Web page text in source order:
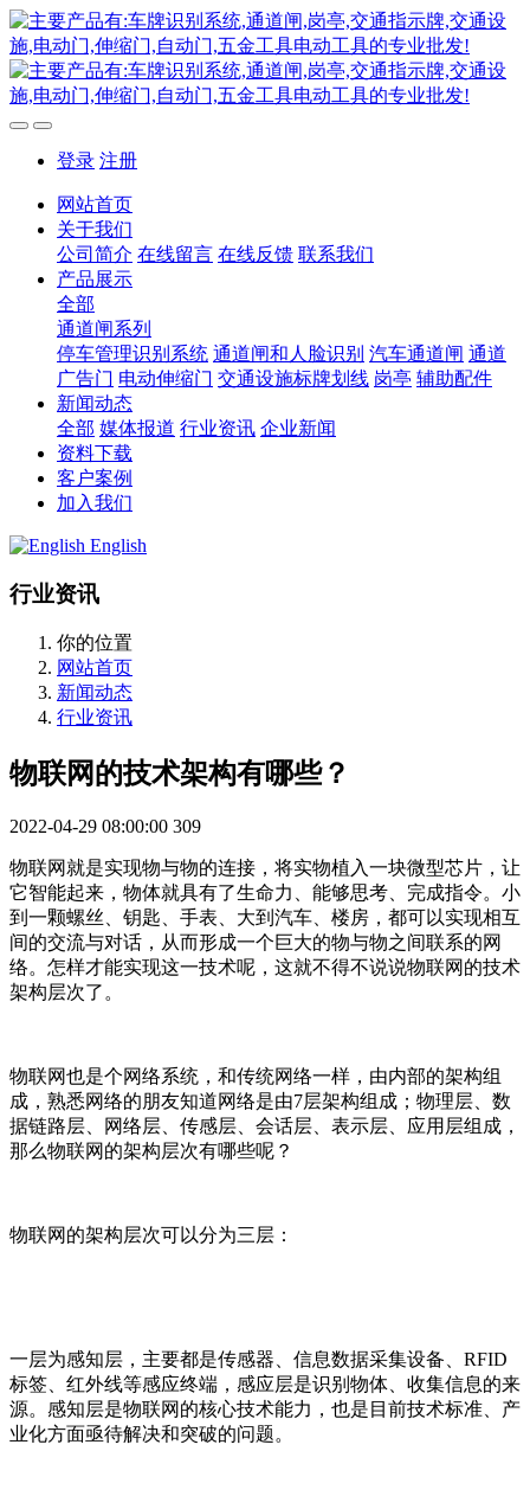
登录 注册
网站首页
关于我们
公司简介 在线留言 在线反馈 联系我们
产品展示
全部
通道闸系列
停车管理识别系统 通道闸和人脸识别 汽车通道闸 通道
广告门 电动伸缩门 交通设施标牌划线 岗亭 辅助配件
新闻动态
全部 媒体报道 行业资讯 企业新闻
资料下载
客户案例
加入我们
English
行业资讯
你的位置
网站首页
新闻动态
行业资讯
物联网的技术架构有哪些？
2022-04-29 08:00:00 309
物联网就是实现物与物的连接，将实物植入一块微型芯片，让
它智能起来，物体就具有了生命力、能够思考、完成指令。小
到一颗螺丝、钥匙、手表、大到汽车、楼房，都可以实现相互
间的交流与对话，从而形成一个巨大的物与物之间联系的网
络。怎样才能实现这一技术呢，这就不得不说说物联网的技术
架构层次了。
物联网也是个网络系统，和传统网络一样，由内部的架构组
成，熟悉网络的朋友知道网络是由7层架构组成；物理层、数
据链路层、网络层、传感层、会话层、表示层、应用层组成，
那么物联网的架构层次有哪些呢？
物联网的架构层次可以分为三层：
一层为感知层，主要都是传感器、信息数据采集设备、RFID
标签、红外线等感应终端，感应层是识别物体、收集信息的来
源。感知层是物联网的核心技术能力，也是目前技术标准、产
业化方面亟待解决和突破的问题。